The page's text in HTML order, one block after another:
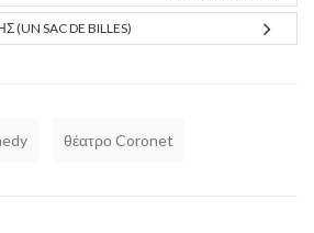
SAC DE BILLES)
θέατρο Coronet